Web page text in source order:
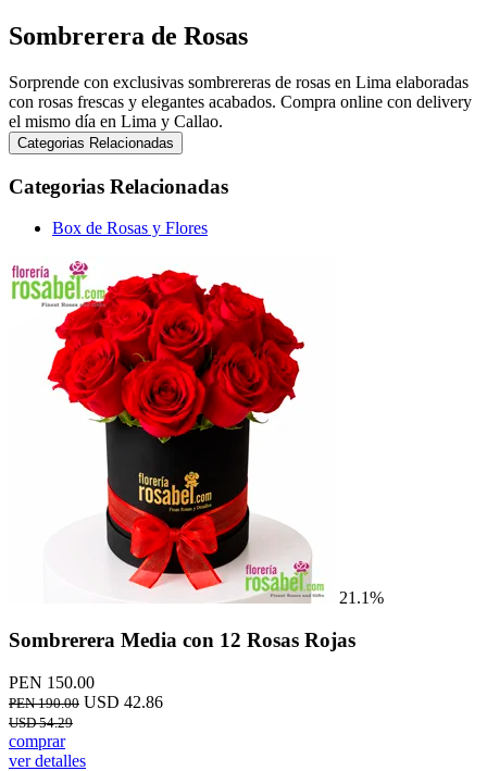
Sombrerera de Rosas
Sorprende con exclusivas sombrereras de rosas en Lima elaboradas
con rosas frescas y elegantes acabados. Compra online con delivery
el mismo día en Lima y Callao.
Categorias Relacionadas
Categorias Relacionadas
Box de Rosas y Flores
21.1%
Sombrerera Media con 12 Rosas Rojas
PEN 150.00
PEN 190.00 USD 42.86
USD 54.29
comprar
ver detalles